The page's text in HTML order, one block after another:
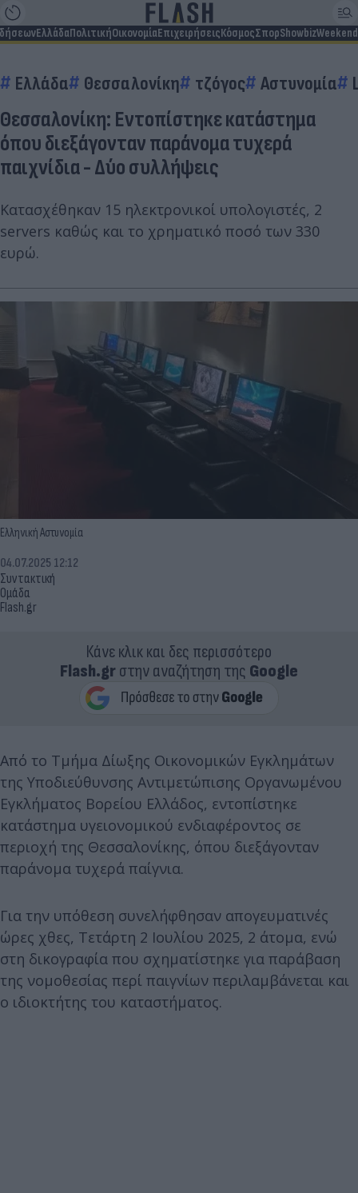
ΕλλάδαΠολιτικήΟικονομίαΕπιχειρήσειςΚόσμοςΣπορShowbizWeekend
Ελλάδα Θεσσαλονίκη τζόγος Αστυνομία
Θεσσαλονίκη: Εντοπίστηκε κατάστημα
όπου διεξάγονταν παράνομα τυχερά
παιχνίδια - Δύο συλλήψεις
Κατασχέθηκαν 15 ηλεκτρονικοί υπολογιστές, 2
servers καθώς και το χρηματικό ποσό των 330
ευρώ.
Ελληνική Αστυνομία
Συντακτική
Ομάδα
Flash.gr
04.07.2025 12:12
Κάνε κλικ και δες περισσότερο
Flash.grστην αναζήτηση της Google
Από το Τμήμα Δίωξης Οικονομικών Εγκλημάτων
της Υποδιεύθυνσης Αντιμετώπισης Οργανωμένου
Εγκλήματος Βορείου Ελλάδος, εντοπίστηκε
κατάστημα υγειονομικού ενδιαφέροντος σε
περιοχή της Θεσσαλονίκης, όπου διεξάγονταν
παράνομα τυχερά παίγνια.
Για την υπόθεση συνελήφθησαν απογευματινές
ώρες χθες, Τετάρτη 2 Ιουλίου 2025, 2 άτομα, ενώ
στη δικογραφία που σχηματίστηκε για παράβαση
της νομοθεσίας περί παιγνίων περιλαμβάνεται και
ο ιδιοκτήτης του καταστήματος.